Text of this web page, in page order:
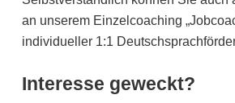
an unserem Einzelcoaching
individueller 1:1
Interesse geweckt?